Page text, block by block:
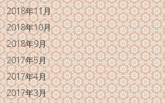
2018年11月
2018年10月
2018年9月
2017年5月
2017年4月
2017年3月